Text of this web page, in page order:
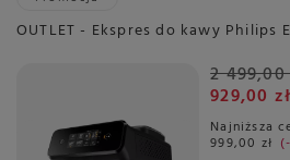
OUTLET - Ekspres do kawy Philips
2 499,00
929,00 zł
Najniższa
999,00 zł